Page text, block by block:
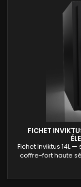
FICHET
Fichet Inviktus 14L
coffre-fort haute
protection renforcée